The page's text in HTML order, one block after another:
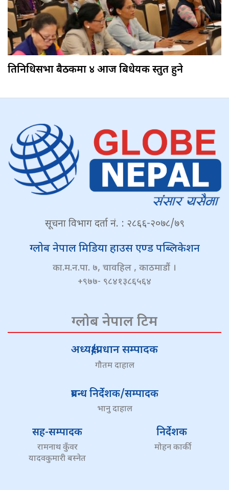
प्रतिनिधिसभा बैठकमा ४ आज बिधेयक प्रस्तुत हुने
सूचना विभाग दर्ता नं. : २८६६-२०७८/७९
ग्लोब नेपाल मिडिया हाउस एण्ड पब्लिकेशन
का.म.न.पा. ७, चावहिल , काठमाडौं ।
+९७७- ९८४१३८६५६४
ग्लोब नेपाल टिम
अध्यक्ष/प्रधान सम्पादक
गौतम दाहाल
प्रबन्ध निर्देशक/सम्पादक
भानु दाहाल
सह-सम्पादक
रामनाथ कुँवर
यादवकुमारी बस्नेत
निर्देशक
मोहन कार्की